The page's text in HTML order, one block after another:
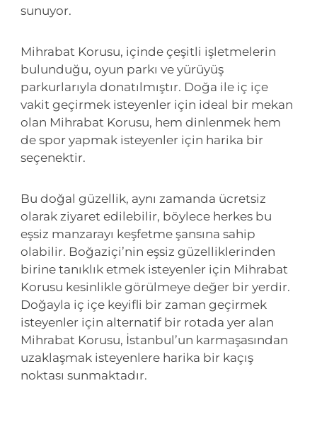
sunuyor.
Mihrabat Korusu, içinde çeşitli işletmelerin
bulunduğu, oyun parkı ve yürüyüş
parkurlarıyla donatılmıştır. Doğa ile iç içe
vakit geçirmek isteyenler için ideal bir mekan
olan Mihrabat Korusu, hem dinlenmek hem
de spor yapmak isteyenler için harika bir
seçenektir.
Bu doğal güzellik, aynı zamanda ücretsiz
olarak ziyaret edilebilir, böylece herkes bu
eşsiz manzarayı keşfetme şansına sahip
olabilir. Boğaziçi’nin eşsiz güzelliklerinden
birine tanıklık etmek isteyenler için Mihrabat
Korusu kesinlikle görülmeye değer bir yerdir.
Doğayla iç içe keyifli bir zaman geçirmek
isteyenler için alternatif bir rotada yer alan
Mihrabat Korusu, İstanbul’un karmaşasından
uzaklaşmak isteyenlere harika bir kaçış
noktası sunmaktadır.